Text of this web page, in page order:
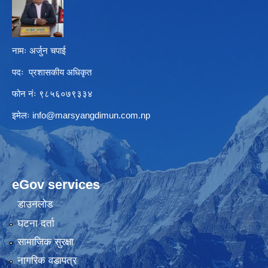
नामः अर्जुन चपाई
पदः प्रशासकीय अधिकृत
फोन नंः ९८५६०७९३३४
इमेलः info@marsyangdimun.com.np
eGov services
डाउनलोड
घटना दर्ता
सामाजिक सुरक्षा
नागरिक वडापत्र